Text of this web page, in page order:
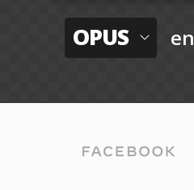
OPUS en